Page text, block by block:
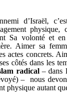
d’Israël,
Sa volonté et
Aimer sa
actes concrets.
côtés dans les
radical– dans
– nous
physique autant